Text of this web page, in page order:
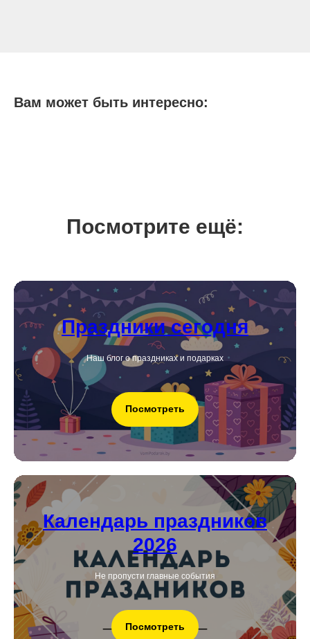
Вам может быть интересно:
Посмотрите ещё:
Праздники сегодня
Наш блог о праздниках и подарках
Посмотреть
Календарь праздников
2026
Не пропусти главные события
Посмотреть